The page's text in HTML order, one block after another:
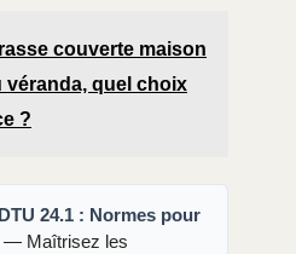
couverte maison
véranda, quel choix
?
24.1 : Normes pour
— Maîtrisez les